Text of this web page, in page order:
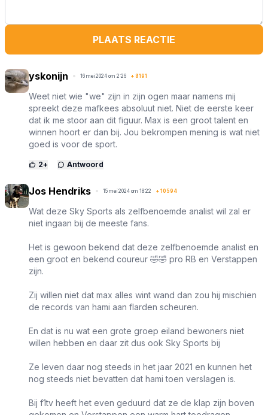
PLAATS REACTIE
yskonijn 16 mei 2024 om 2:26 + 8191
Weet niet wie "we" zijn in zijn ogen maar namens mij
spreekt deze mafkees absoluut niet. Niet de eerste keer
dat ik me stoor aan dit figuur. Max is een groot talent en
winnen hoort er dan bij. Jou bekrompen mening is wat niet
goed is voor de sport.
2+ Antwoord
Jos Hendriks 15 mei 2024 om 18:22 + 10594
Wat deze Sky Sports als zelfbenoemde analist wil zal er
niet ingaan bij de meeste fans.
Het is gewoon bekend dat deze zelfbenoemde analist en
een groot en bekend coureur 🤣🤣 pro RB en Verstappen
zijn.
Zij willen niet dat max alles wint wand dan zou hij mischien
de records van hami aan flarden scheuren.
En dat is nu wat een grote groep eiland bewoners niet
willen hebben en daar zit dus ook Sky Sports bij
Ze leven daar nog steeds in het jaar 2021 en kunnen het
nog steeds niet bevatten dat hami toen verslagen is.
Bij f1tv heeft het even geduurd dat ze de klap zijn boven